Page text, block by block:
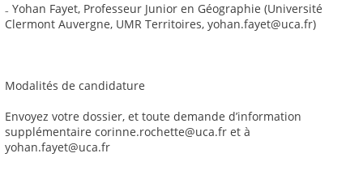
₋ Yohan Fayet, Professeur Junior en Géographie (Université
Clermont Auvergne, UMR Territoires, yohan.fayet@uca.fr)
Modalités de candidature
Envoyez votre dossier, et toute demande d’information
supplémentaire corinne.rochette@uca.fr et à
yohan.fayet@uca.fr